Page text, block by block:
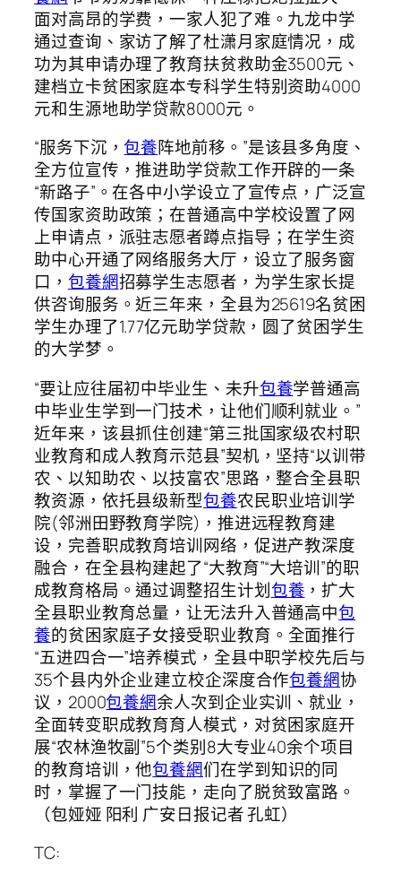
面对高昂的学费，一家人犯了难。九龙中学
通过查询、家访了解了杜潇月家庭情况，成
功为其申请办理了教育扶贫救助金3500元、
建档立卡贫困家庭本专科学生特别资助4000
元和生源地助学贷款8000元。
“服务下沉，包養阵地前移。”是该县多角度、
全方位宣传，推进助学贷款工作开辟的一条
“新路子”。在各中小学设立了宣传点，广泛宣
传国家资助政策；在普通高中学校设置了网
上申请点，派驻志愿者蹲点指导；在学生资
助中心开通了网络服务大厅，设立了服务窗
口， 包養網招募学生志愿者，为学生家长提
供咨询服务。近三年来，全县为25619名贫困
学生办理了1.77亿元助学贷款，圆了贫困学生
的大学梦。
“要让应往届初中毕业生、未升包養学普通高
中毕业生学到一门技术，让他们顺利就业。”
近年来，该县抓住创建“第三批国家级农村职
业教育和成人教育示范县”契机，坚持“以训带
农、以知助农、以技富农”思路，整合全县职
教资源，依托县级新型包養农民职业培训学
院(邻洲田野教育学院)，推进远程教育建
设，完善职成教育培训网络，促进产教深度
融合，在全县构建起了“大教育”“大培训”的职
成教育格局。通过调整招生计划包養 ，扩大
全县职业教育总量，让无法升入普通高中包
養的贫困家庭子女接受职业教育。全面推行
“五进四合一”培养模式，全县中职学校先后与
35个县内外企业建立校企深度合作包養網协
议，2000包養網余人次到企业实训、就业，
全面转变职成教育育人模式，对贫困家庭开
展“农林渔牧副”5个类别8大专业40余个项目
的教育培训，他包養網们在学到知识的同
时，掌握了一门技能，走向了脱贫致富路。
（包娅娅 阳利 广安日报记者 孔虹）
TC: